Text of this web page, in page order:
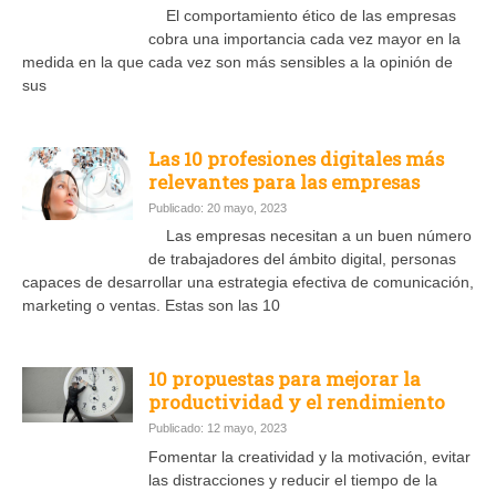
El comportamiento ético de las empresas
cobra una importancia cada vez mayor en la
medida en la que cada vez son más sensibles a la opinión de
sus
Las 10 profesiones digitales más
relevantes para las empresas
Publicado: 20 mayo, 2023
Las empresas necesitan a un buen número
de trabajadores del ámbito digital, personas
capaces de desarrollar una estrategia efectiva de comunicación,
marketing o ventas. Estas son las 10
10 propuestas para mejorar la
productividad y el rendimiento
Publicado: 12 mayo, 2023
Fomentar la creatividad y la motivación, evitar
las distracciones y reducir el tiempo de la